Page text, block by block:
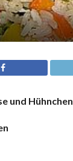
und Hühnchen